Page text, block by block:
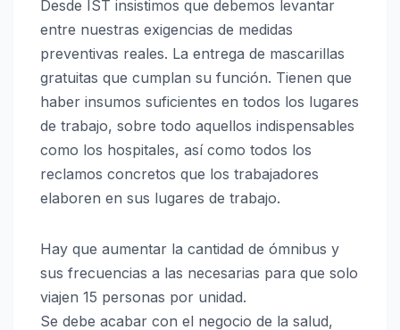
Desde IST insistimos que debemos levantar
entre nuestras exigencias de medidas
preventivas reales. La entrega de mascarillas
gratuitas que cumplan su función. Tienen que
haber insumos suficientes en todos los lugares
de trabajo, sobre todo aquellos indispensables
como los hospitales, así como todos los
reclamos concretos que los trabajadores
elaboren en sus lugares de trabajo.
Hay que aumentar la cantidad de ómnibus y
sus frecuencias a las necesarias para que solo
viajen 15 personas por unidad.
Se debe acabar con el negocio de la salud,